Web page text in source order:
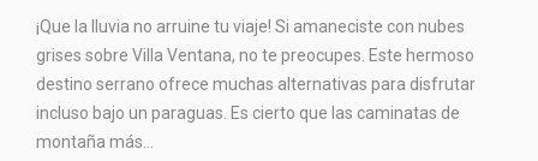
¡Que la lluvia no arruine tu viaje! Si amaneciste con nubes
grises sobre Villa Ventana, no te preocupes. Este hermoso
destino serrano ofrece muchas alternativas para disfrutar
incluso bajo un paraguas. Es cierto que las caminatas de
montaña más...